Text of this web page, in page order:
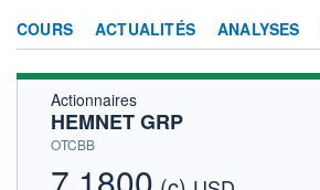
COURS ACTUALITÉS ANALYSES
Actionnaires
HEMNET GRP
OTCBB